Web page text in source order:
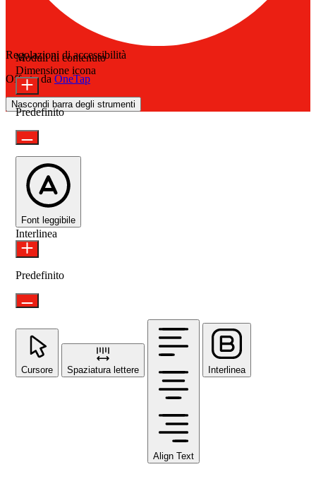
Regolazioni di accessibilità
Offerto da OneTap
Nascondi barra degli strumenti
Moduli di contenuto
Dimensione icona
Predefinito
Font leggibile
Interlinea
Predefinito
Cursore Spaziatura lettere
Align Text
Interlinea